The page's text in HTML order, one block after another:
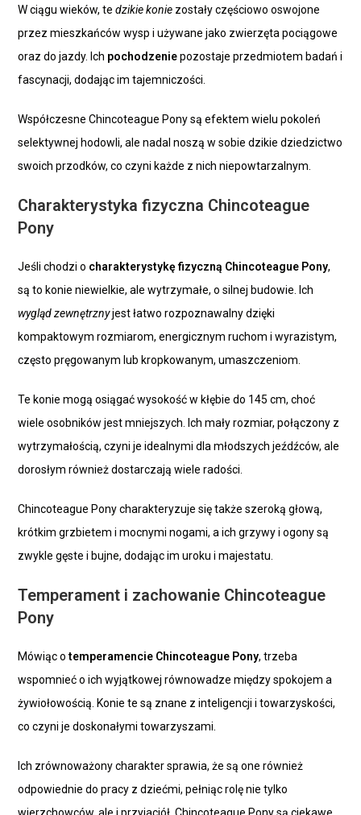
W ciągu wieków, tedzikie konie zostały częściowo oswojone
przez mieszkańców wysp i używane jako zwierzęta pociągowe
oraz do jazdy. Ich pochodzeniepozostaje przedmiotem badań i
fascynacji, dodając im tajemniczości.
Współczesne Chincoteague Pony są efektem wielu pokoleń
selektywnej hodowli, ale nadal noszą w sobie dzikie dziedzictwo
swoich przodków, co czyni każde z nich niepowtarzalnym.
Charakterystyka fizyczna Chincoteague
Pony
Jeśli chodzi o charakterystykę fizyczną Chincoteague Pony,
są to konie niewielkie, ale wytrzymałe, o silnej budowie. Ich
wygląd zewnętrznyjest łatwo rozpoznawalny dzięki
kompaktowym rozmiarom, energicznym ruchom i wyrazistym,
często pręgowanym lub kropkowanym, umaszczeniom.
Te konie mogą osiągać wysokość w kłębie do 145 cm, choć
wiele osobników jest mniejszych. Ich mały rozmiar, połączony z
wytrzymałością, czyni je idealnymi dla młodszych jeźdźców, ale
dorosłym również dostarczają wiele radości.
Chincoteague Pony charakteryzuje się także szeroką głową,
krótkim grzbietem i mocnymi nogami, a ich grzywy i ogony są
zwykle gęste i bujne, dodając im uroku i majestatu.
Temperament i zachowanie Chincoteague
Pony
Mówiąc otemperamencie Chincoteague Pony, trzeba
wspomnieć o ich wyjątkowej równowadze między spokojem a
żywiołowością. Konie te są znane z inteligencji i towarzyskości,
co czyni je doskonałymi towarzyszami.
Ich zrównoważony charakter sprawia, że są one również
odpowiednie do pracy z dziećmi, pełniąc rolę nie tylko